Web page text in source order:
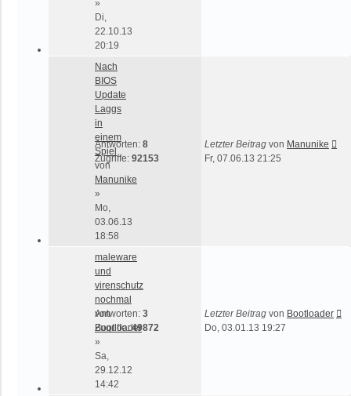
»
Di,
22.10.13
20:19
Nach
BIOS
Update
Laggs
in
einem
Spiel
von
Manunike
»
Mo,
03.06.13
18:58
Antworten: 8
Zugriffe: 92153
Letzter Beitrag von Manunike
Fr, 07.06.13 21:25
maleware
und
virenschutz
nochmal
von
Bootloader
»
Sa,
29.12.12
14:42
Antworten: 3
Zugriffe:49872
Letzter Beitrag von Bootloader
Do, 03.01.13 19:27